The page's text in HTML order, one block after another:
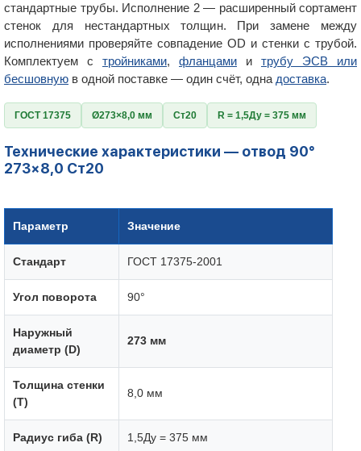
стандартные трубы. Исполнение 2 — расширенный сортамент
стенок для нестандартных толщин. При замене между
исполнениями проверяйте совпадение OD и стенки с трубой.
Комплектуем с тройниками, фланцами и трубу ЭСВ или
бесшовную в одной поставке — один счёт, одна доставка.
ГОСТ 17375 Ø273×8,0 мм Ст20 R = 1,5Ду = 375 мм
Технические характеристики — отвод 90°
273×8,0 Ст20
Параметр Значение
Стандарт ГОСТ 17375-2001
Угол поворота 90°
Наружный
диаметр (D)
273 мм
Толщина стенки
(T)
8,0 мм
Радиус гиба (R) 1,5Ду = 375 мм